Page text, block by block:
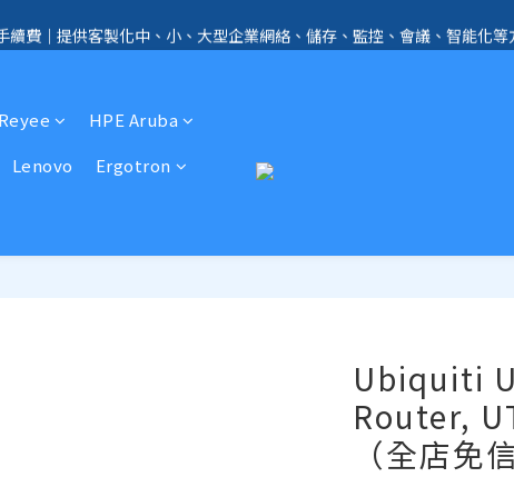
信用卡手續費、購物滿 HK$1000，即享免運優惠！（SSD、HDD、
續費｜提供客製化中、小、大型企業網絡、儲存、監控、會議、智能化
HPE Aruba
Lenovo
Ergotron
Ubiquiti
Router,
（全店免